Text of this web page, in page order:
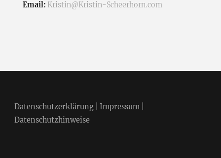
Email: Kristin@Kristin-Scheerhorn.com
Datenschutzerklärung| Impressum|
Datenschutzhinweise